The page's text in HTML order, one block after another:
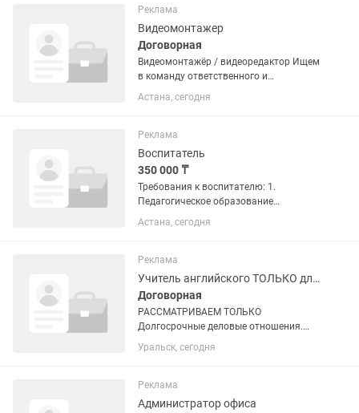
Реклама
Видеомонтажер
Договорная
Видеомонтажёр / видеоредактор Ищем
в команду ответственного и
креативного видеомонтажёра для
создания динамичного контента для
монтировать рекламные ролики,...
Астана, сегодня
Реклама
Воспитатель
350 000 ₸
Требования к воспитателю: 1.
Педагогическое образование
(дошкольное воспитание и обучение,
начальное образование). 2. Знание
дошкольного возраста. 3. Владение...
Астана, сегодня
Реклама
Учитель английского ТОЛЬКО для взрослых
Договорная
РАССМАТРИВАЕМ ТОЛЬКО
Долгосрочные деловые отношения.
ЗНАНИЕ и ПРИМЕНЕНИЕ методик
преподавания для обучения взрослых
ОБЯЗАТЕЛЬНО. Уровень В2 уверенный
и...
Уральск, сегодня
Реклама
Администратор офиса